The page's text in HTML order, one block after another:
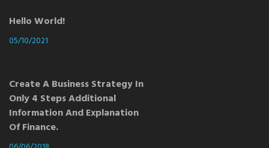
Hello World!
05/10/2021
Create A Business Strategy In
Only 4 Steps Additional
Information And Explanation
Of Finance.